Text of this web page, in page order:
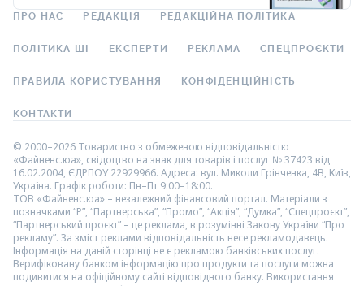
ПРО НАС РЕДАКЦІЯ РЕДАКЦІЙНА ПОЛІТИКА
ПОЛІТИКА ШІ ЕКСПЕРТИ РЕКЛАМА СПЕЦПРОЄКТИ
ПРАВИЛА КОРИСТУВАННЯ КОНФІДЕНЦІЙНІСТЬ
КОНТАКТИ
© 2000–2026 Товариство з обмеженою відповідальністю
«Файненс.юа», свідоцтво на знак для товарів і послуг № 37423 від
16.02.2004, ЄДРПОУ 22929966. Адреса: вул. Миколи Грінченка, 4В, Київ,
Україна. Графік роботи: Пн–Пт 9:00–18:00.
ТОВ «Файненс.юа» – незалежний фінансовий портал. Матеріали з
позначками “Р”, “Партнерська”, “Промо”, “Акція”, “Думка”, “Спецпроєкт”,
“Партнерський проєкт” – це реклама, в розумінні Закону України “Про
рекламу”. За зміст реклами відповідальність несе рекламодавець.
Інформація на даній сторінці не є рекламою банківських послуг.
Верифіковану банком інформацію про продукти та послуги можна
подивитися на офіційному сайті відповідного банку. Використання